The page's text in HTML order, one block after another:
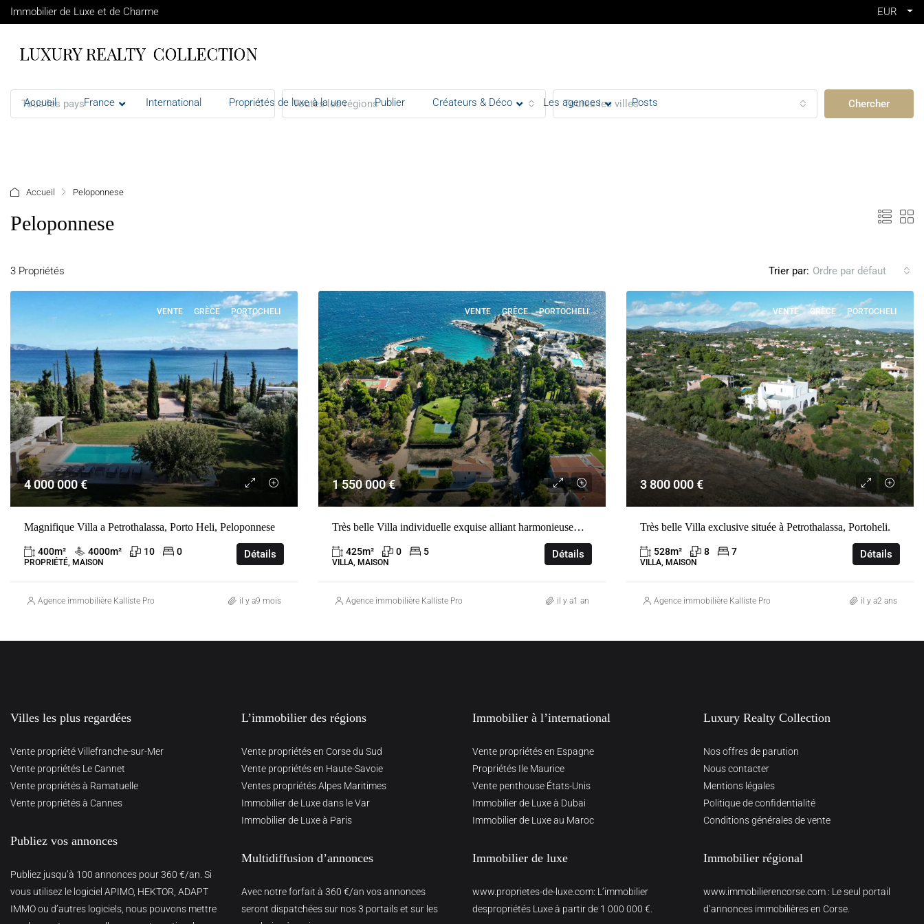
Immobilier de Luxe et de Charme EUR
Accueil France International Propriétés de luxe à la une Publier Créateurs & Déco Les agences Posts
Tous les pays Toutes les régions Toutes les villes Chercher
Accueil Peloponnese
Peloponnese
3 Propriétés Trier par: Ordre par défaut
VENTE GRÈCE PORTOCHELI
4 000 000 €
Magnifique Villa a Petrothalassa, Porto Heli, Peloponnese
400m² 4000m² 10 0
PROPRIÉTÉ, MAISON
Détails
Agence immobilière Kalliste Properties il y a9 mois
VENTE GRÈCE PORTOCHELI
1 550 000 €
Très belle Villa individuelle exquise alliant harmonieusement style, confort et fonctionnalité dans un quartier très recherché.
425m² 0 5
VILLA, MAISON
Détails
Agence immobilière Kalliste Properties il y a1 an
VENTE GRÈCE PORTOCHELI
3 800 000 €
Très belle Villa exclusive située à Petrothalassa, Portoheli.
528m² 8 7
VILLA, MAISON
Détails
Agence immobilière Kalliste Properties il y a2 ans
Villes les plus regardées
Vente propriété Villefranche-sur-Mer
Vente propriétés Le Cannet
Vente propriétés à Ramatuelle
Vente propriétés à Cannes
Publiez vos annonces
Publiez jusqu’à 100 annonces pour 360 €/an. Si
vous utilisez le logiciel APIMO, HEKTOR, ADAPT
IMMO ou d’autres logiciels, nous pouvons mettre
L’immobilier des régions
Vente propriétés en Corse du Sud
Vente propriétés en Haute-Savoie
Ventes propriétés Alpes Maritimes
Immobilier de Luxe dans le Var
Immobilier de Luxe à Paris
Multidiffusion d’annonces
Avec notre forfait à 360 €/an vos annonces
seront dispatchées sur nos 3 portails et sur les
Immobilier à l’international
Vente propriétés en Espagne
Propriétés Ile Maurice
Vente penthouse États-Unis
Immobilier de Luxe à Dubai
Immobilier de Luxe au Maroc
Immobilier de luxe
www.proprietes-de-luxe.com: L’immobilier
despropriétés Luxe à partir de 1 000 000 €.
Luxury Realty Collection
Nos offres de parution
Nous contacter
Mentions légales
Politique de confidentialité
Conditions générales de vente
Immobilier régional
www.immobilierencorse.com : Le seul portail
d’annonces immobilières en Corse.